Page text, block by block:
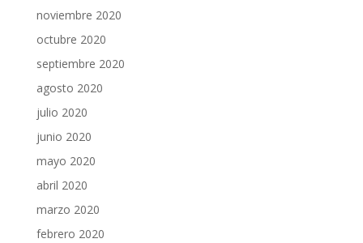
noviembre 2020
octubre 2020
septiembre 2020
agosto 2020
julio 2020
junio 2020
mayo 2020
abril 2020
marzo 2020
febrero 2020